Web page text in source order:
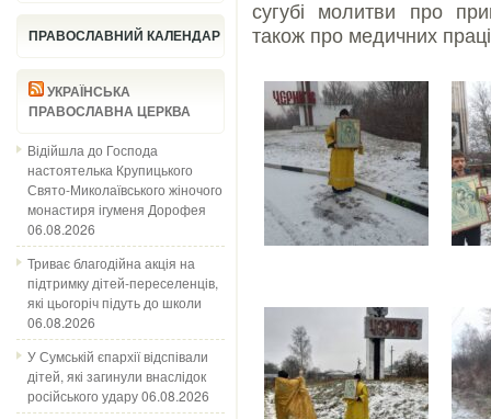
ПРАВОСЛАВНИЙ КАЛЕНДАР
УКРАЇНСЬКА
ПРАВОСЛАВНА ЦЕРКВА
Відійшла до Господа
настоятелька Крупицького
Свято-Миколаївського жіночого
монастиря ігуменя Дорофея
06.08.2026
Триває благодійна акція на
підтримку дітей-переселенців,
які цьогоріч підуть до школи
06.08.2026
У Сумській єпархії відспівали
дітей, які загинули внаслідок
російського удару06.08.2026
сугубі молитви про
також про медичних